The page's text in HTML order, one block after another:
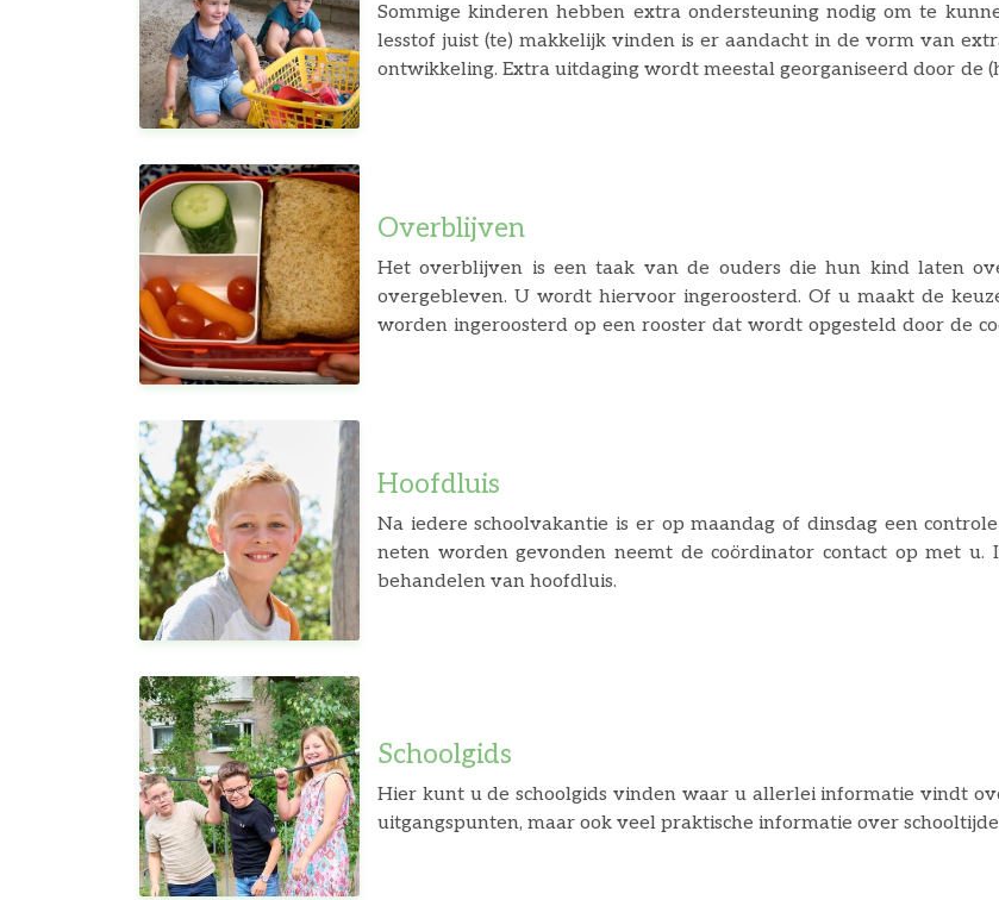
Sommige kinderen hebben extra ondersteuning nodig om te
lesstof juist (te) makkelijk vinden is er aandacht in de vorm van
ontwikkeling. Extra uitdaging wordt meestal georganiseerd door de
Overblijven
Het overblijven is een taak van de ouders die hun kind laten
overgebleven. U wordt hiervoor ingeroosterd. Of u maakt de
worden ingeroosterd op een rooster dat wordt opgesteld door de
Hoofdluis
Na iedere schoolvakantie is er op maandag of dinsdag een
neten worden gevonden neemt de coördinator contact op met
behandelen van hoofdluis.
Schoolgids
Hier kunt u de schoolgids vinden waar u allerlei informatie vindt